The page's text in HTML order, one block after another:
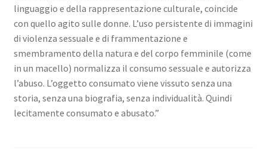
linguaggio e della rappresentazione culturale, coincide
con quello agito sulle donne. L’uso persistente di immagini
di violenza sessuale e di frammentazione e
smembramento della natura e del corpo femminile (come
in un macello) normalizza il consumo sessuale e autorizza
l’abuso. L’oggetto consumato viene vissuto senza una
storia, senza una biografia, senza individualità. Quindi
lecitamente consumato e abusato.”